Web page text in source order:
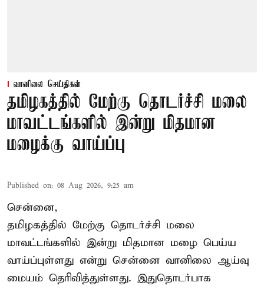
வானிலை செய்திகள்
தமிழகத்தில் மேற்கு தொடர்ச்சி மலை
மாவட்டங்களில் இன்று மிதமான
மழைக்கு வாய்ப்பு
Published on: 08 Aug 2026, 9:25 am
சென்னை,
தமிழகத்தில் மேற்கு தொடர்ச்சி மலை
மாவட்டங்களில் இன்று மிதமான மழை பெய்ய
வாய்ப்புள்ளது என்று சென்னை வானிலை ஆய்வு
மையம் தெரிவித்துள்ளது. இதுதொடர்பாக